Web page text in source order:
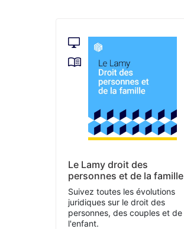
Le Lamy droit des
personnes et de la famille
Suivez toutes les évolutions
juridiques sur le droit des
personnes, des couples et de
l'enfant.